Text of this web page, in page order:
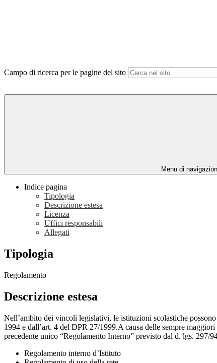
Campo di ricerca per le pagine del sito
Menu di
Indice pagina
Tipologia
Descrizione estesa
Licenza
Uffici responsabili
Allegati
Tipologia
Regolamento
Descrizione estesa
Nell’ambito dei vincoli legislativi, le istituzioni scolastiche
1994 e dall’art. 4 del DPR 27/1999.A causa delle sempre
precedente unico “Regolamento Interno” previsto dal d. lgs.
Regolamento interno d’Istituto